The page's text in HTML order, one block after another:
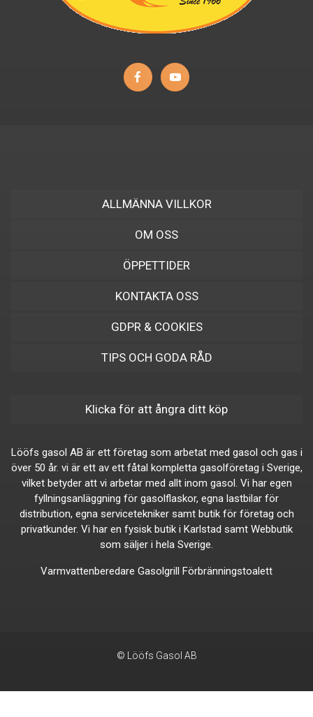
ALLMÄNNA VILLKOR
OM OSS
ÖPPETTIDER
KONTAKTA OSS
GDPR & COOKIES
TIPS OCH GODA RÅD
Klicka för att ångra ditt köp
Lööfs gasol AB är ett företag som arbetat med gasol och gas i
över 50 år. vi är ett av ett fåtal kompletta gasolföretag i Sverige,
vilket betyder att vi arbetar med allt inom gasol. Vi har egen
fyllningsanläggning för gasolflaskor, egna lastbilar för
distribution, egna servicetekniker samt butik för företag och
privatkunder. Vi har en fysisk butik i Karlstad samt Webbutik
som säljer i hela Sverige.
Varmvattenberedare Gasolgrill Förbränningstoalett
© Lööfs Gasol AB